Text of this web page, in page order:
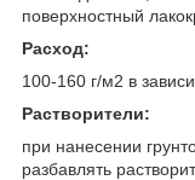
поверхностный
Расход:
100-160 г/м2 в
Растворители:
при нанесении
разбавлять